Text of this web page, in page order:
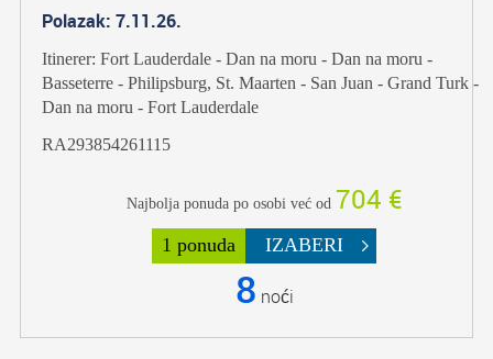
8 noći
Polazak: 7.11.26.
Itinerer: Fort Lauderdale - Dan na moru - Dan na moru -
Basseterre - Philipsburg, St. Maarten - San Juan - Grand Turk -
Dan na moru - Fort Lauderdale
RA293854261115
Najbolja ponuda po osobi već od 704 €
1 ponuda IZABERI